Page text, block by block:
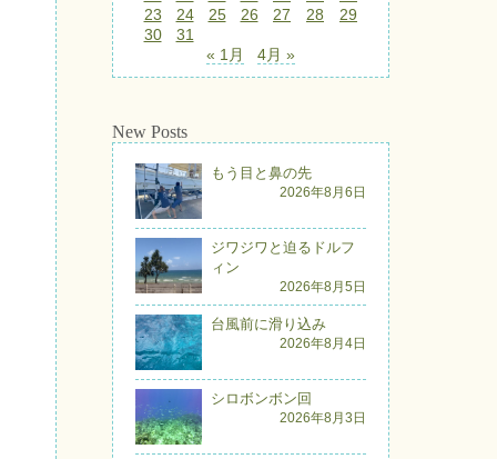
23
24 25 26 27 28
29
30
31
« 1月
4月 »
New Posts
もう目と鼻の先
2026年8月6日
ジワジワと迫るドルフ
ィン
2026年8月5日
台風前に滑り込み
2026年8月4日
シロボンボン回
2026年8月3日